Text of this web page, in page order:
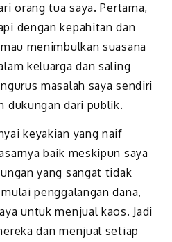
orang tua saya. Pertama,
dengan kepahitan dan
menimbulkan suasana
keluarga dan saling
masalah saya sendiri
dukungan dari publik.
keyakian yang naif
baik meskipun saya
yang sangat tidak
penggalangan dana,
untuk menjual kaos. Jadi
dan menjual setiap